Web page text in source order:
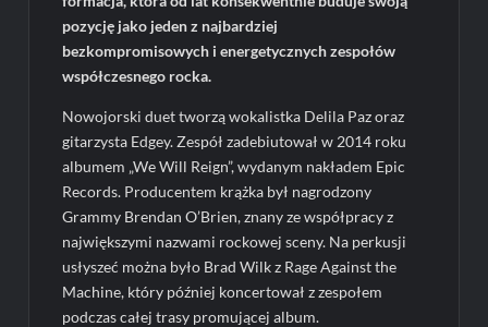
pozycję jako jeden z najbardziej
bezkompromisowych i energetycznych zespołów
współczesnego rocka.
Nowojorski duet tworzą wokalistka Delila Paz oraz
gitarzysta Edgey. Zespół zadebiutował w 2014 roku
albumem „We Will Reign”, wydanym nakładem Epic
Records. Producentem krążka był nagrodzony
Grammy Brendan O’Brien, znany ze współpracy z
największymi nazwami rockowej sceny. Na perkusji
usłyszeć można było Brad Wilk z Rage Against the
Machine, który później koncertował z zespołem
podczas całej trasy promującej album.